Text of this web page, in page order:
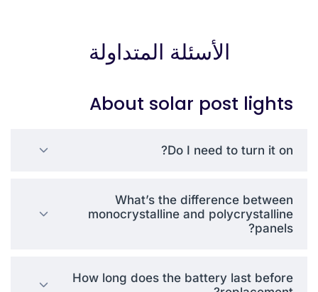
الأسئلة المتداولة
About solar post lights
Do I need to turn it on?
What’s the difference between
monocrystalline and polycrystalline
panels?
How long does the battery last before